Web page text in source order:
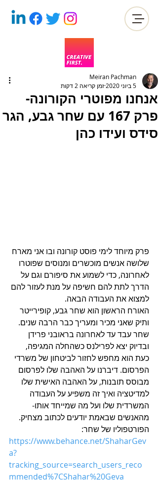
אנחנו מפוטרי הקורונה-
פרק 167 עם שחר גבע, הגר
סידס ועידו כהן
Meiran Pachman
5 ביוני 2020
זמן קריאה 2 דקות
פרק מיוחד לימי פוסט קורונה ובו אני מארח
שלושה אנשים מוכשרים ומנוסים שפוטרו
לאחרונה, כדי לשמוע את סיפורם וגם על
הדרך לתת להם חשיפה על מנת לעזור להם
למצוא את העבודה הבאה.
האורח הראשון הוא שחר גבע, קופירייטר
ותיק שאני מכיר ומעריך כבר הרבה שנים.
שחר עבד עד לאחרונה בראובני פרידן
ובדיוק יצא לפרילנס כשהחלה המגיפה,
כעת הוא מחפש לחזור לביטחון של משרדי
הפרסום. דיברנו על האהבה שלו לפרסום
מבוסס תובנות, על האהבה האישית שלו
למדיטציה ואיך זה משפיע על העבודה
המשרדית שלו ועל מה שמייחד אותו-
מהאנשים שבאמת יודעים לכתוב מצחיק.
הפורטפוליו של שחר:
https://www.behance.net/ShaharGev
a?
tracking_source=search_users_reco
mmended%7CShahar%20Geva